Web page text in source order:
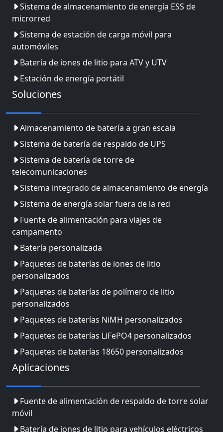
Sistema de almacenamiento de energía ESS de
microrred
Sistema de estación de carga móvil para
automóviles
Batería de iones de litio para ATV y UTV
Estación de energía portátil
Soluciones
Almacenamiento de batería a gran escala
Sistema de batería de respaldo de UPS
Sistema de batería de torre de
telecomunicaciones
Sistema integrado de almacenamiento de energía
Sistema de energía solar fuera de la red
Fuente de alimentación para viajes de
campamento
Batería personalizada
Paquetes de baterías de iones de litio
personalizados
Paquetes de baterías de polímero de litio
personalizados
Paquetes de baterías NiMH personalizados
Paquetes de baterías LiFePO4 personalizados
Paquetes de baterías 18650 personalizados
Aplicaciones
Fuente de alimentación de respaldo de torre solar
móvil
Batería de iones de litio para vehículos eléctricos